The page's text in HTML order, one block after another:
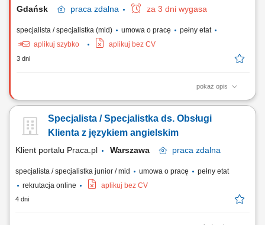
Gdańsk
praca zdalna za 3 dni wygasa
specjalista / specjalistka (mid) umowa o pracę
pełny etat
aplikuj szybko
aplikuj bez CV
3 dni
pokaż opis
What we do We are dedicated to helping the world's leading companies
being digital. Cognizant Poland offices are located in Gdańsk, Wrocław,
and Kraków. With the capacity to support various clients, we offer a
Specjalista / Specjalistka ds. Obsługi
Klienta z językiem angielskim
Klient portalu Praca.pl Warszawa praca zdalna
specjalista / specjalistka junior / mid umowa o pracę
pełny etat
rekrutacja online
aplikuj bez CV
4 dni